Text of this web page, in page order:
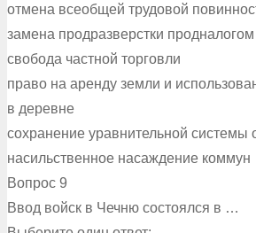
отмена всеобщей трудовой
замена продразверстки продналогом
свобода частной торговли
право на аренду земли и
в деревне
сохранение уравнительной системы
насильственное насаждение коммун
Вопрос 9
Ввод войск в Чечню состоялся в …